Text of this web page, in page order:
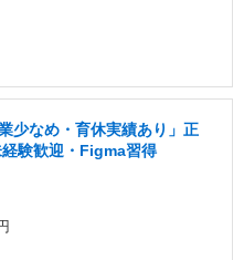
少なめ・育休実績あり」正
験歓迎・Figma習得